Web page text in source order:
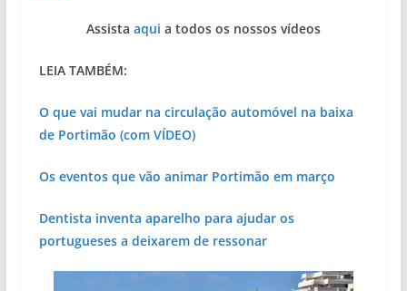
Assista aqui a todos os nossos vídeos
LEIA TAMBÉM:
O que vai mudar na circulação automóvel na baixa
de Portimão (com VÍDEO)
Os eventos que vão animar Portimão em março
Dentista inventa aparelho para ajudar os
portugueses a deixarem de ressonar